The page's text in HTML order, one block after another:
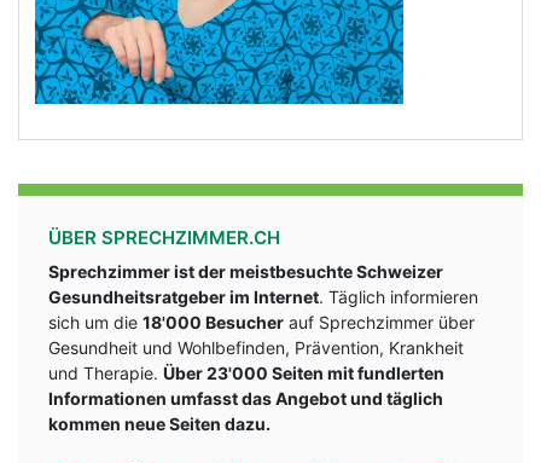
ÜBER SPRECHZIMMER.CH
Sprechzimmer ist der meistbesuchte Schweizer
Gesundheitsratgeber im Internet. Täglich informieren
sich um die 18'000 Besucher auf Sprechzimmer über
Gesundheit und Wohlbefinden, Prävention, Krankheit
und Therapie. Über 23'000 Seiten mit fundlerten
Informationen umfasst das Angebot und täglich
kommen neue Seiten dazu.